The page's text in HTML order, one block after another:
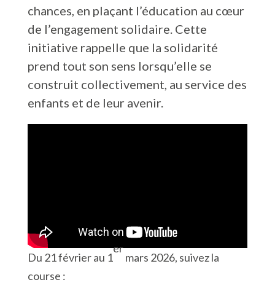
chances, en plaçant l’éducation au cœur
de l’engagement solidaire. Cette
initiative rappelle que la solidarité
prend tout son sens lorsqu’elle se
construit collectivement, au service des
enfants et de leur avenir.
Du 21 février au 1
er
mars 2026, suivez la
course :